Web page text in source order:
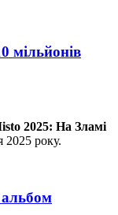
мільйонів
2025: На Зламі
2025 року.
альбом